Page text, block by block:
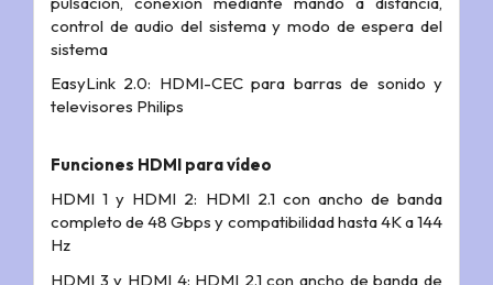
control de audio del sistema y modo de espera del
sistema
EasyLink 2.0: HDMI-CEC para barras de sonido y
televisores Philips
Funciones HDMI para vídeo
HDMI 1 y HDMI 2: HDMI 2.1 con ancho de banda
completo de 48 Gbps y compatibilidad hasta 4K a 144
Hz
HDMI 3 y HDMI 4: HDMI 2.1 con ancho de banda de